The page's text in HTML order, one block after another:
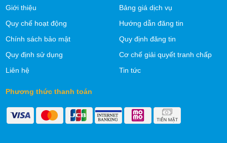
Giới thiệu
Quy chế hoạt động
Chính sách bảo mật
Quy định sử dụng
Liên hệ
Bảng giá dịch vụ
Hướng dẫn đăng tin
Quy định đăng tin
Cơ chế giải quyết tranh chấp
Tin tức
Phương thức thanh toán